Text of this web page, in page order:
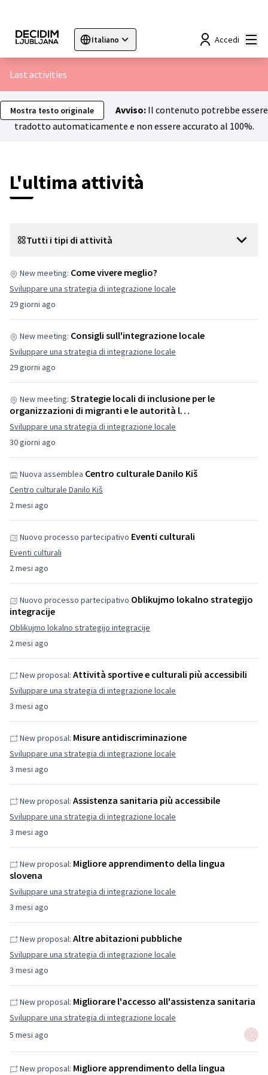
Italiano
Sprache wählen Choisir la langue
Accedi
Last activities
Mostra testo originale Avviso: Il contenuto potrebbe essere
tradotto automaticamente e non essere accurato al 100%.
L'ultima attività
Tutti i tipi di attività
29 giorni ago
New meeting: Come vivere meglio?
Sviluppare una strategia di integrazione locale
29 giorni ago
New meeting: Consigli sull'integrazione locale
Sviluppare una strategia di integrazione locale
30 giorni ago
New meeting: Strategie locali di inclusione per le
organizzazioni di migranti e le autorità l…
Sviluppare una strategia di integrazione locale
2 mesi ago
Nuova assemblea Centro culturale Danilo Kiš
Centro culturale Danilo Kiš
2 mesi ago
Nuovo processo partecipativo Eventi culturali
Eventi culturali
2 mesi ago
Nuovo processo partecipativo Oblikujmo lokalno strategijo
integracije
Oblikujmo lokalno strategijo integracije
3 mesi ago
New proposal: Attività sportive e culturali più accessibili
Sviluppare una strategia di integrazione locale
3 mesi ago
New proposal: Misure antidiscriminazione
Sviluppare una strategia di integrazione locale
3 mesi ago
New proposal: Assistenza sanitaria più accessibile
Sviluppare una strategia di integrazione locale
3 mesi ago
New proposal: Migliore apprendimento della lingua
slovena
Sviluppare una strategia di integrazione locale
3 mesi ago
New proposal: Altre abitazioni pubbliche
Sviluppare una strategia di integrazione locale
5 mesi ago
New proposal: Migliorare l'accesso all'assistenza sanitaria
Sviluppare una strategia di integrazione locale
New proposal: Migliore apprendimento della lingua